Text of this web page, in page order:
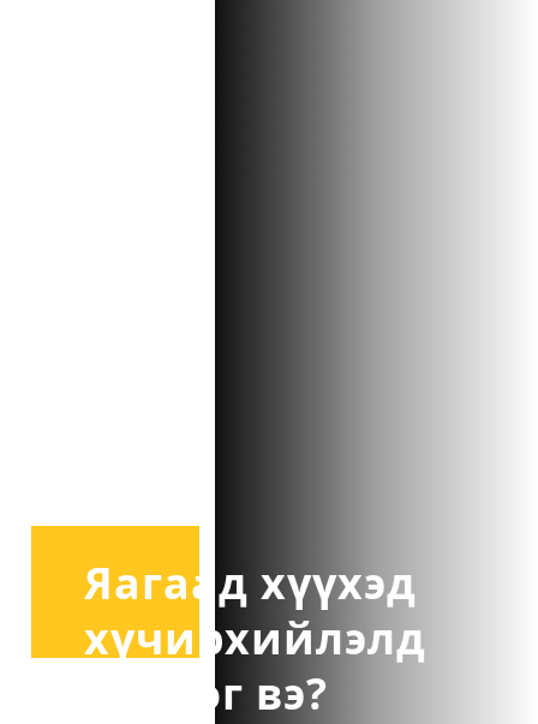
Яагаад хүүхэд
хүчирхийлэлд
өртдөг вэ?